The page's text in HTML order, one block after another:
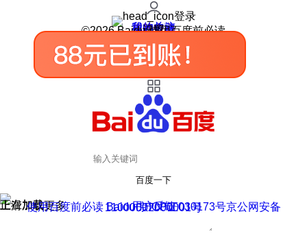
登录
我的关注
我的收藏
皮肤中心
用户反馈
设置
©2026 Baidu 使用百度前必读
百度一下
正在加载
上滑加载更多 用户反馈
使用百度前必读 Baidu 京ICP证030173号
京公网安备11000002000001号